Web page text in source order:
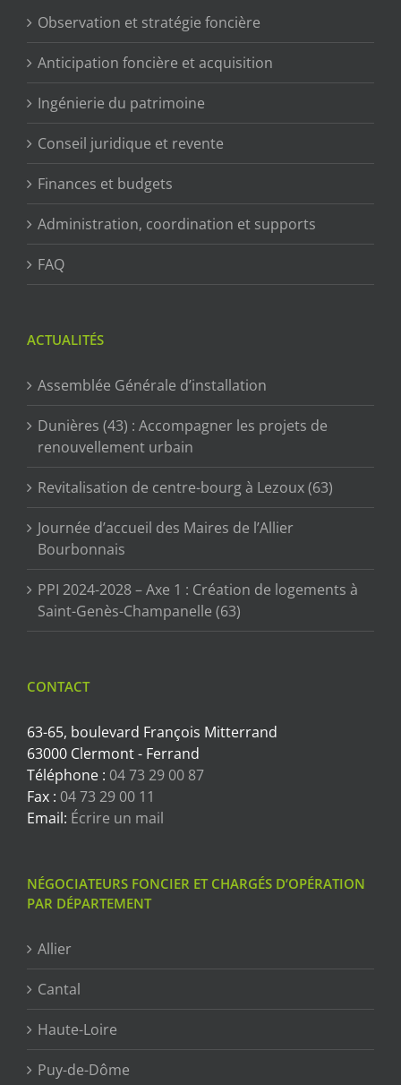
Observation et stratégie foncière
Anticipation foncière et acquisition
Ingénierie du patrimoine
Conseil juridique et revente
Finances et budgets
Administration, coordination et supports
FAQ
ACTUALITÉS
Assemblée Générale d’installation
Dunières (43) : Accompagner les projets de
renouvellement urbain
Revitalisation de centre-bourg à Lezoux (63)
Journée d’accueil des Maires de l’Allier
Bourbonnais
PPI 2024-2028 – Axe 1 : Création de logements à
Saint-Genès-Champanelle (63)
CONTACT
63-65, boulevard François Mitterrand
63000 Clermont - Ferrand
Téléphone : 04 73 29 00 87
Fax : 04 73 29 00 11
Email: Écrire un mail
NÉGOCIATEURS FONCIER ET CHARGÉS D’OPÉRATION
PAR DÉPARTEMENT
Allier
Cantal
Haute-Loire
Puy-de-Dôme